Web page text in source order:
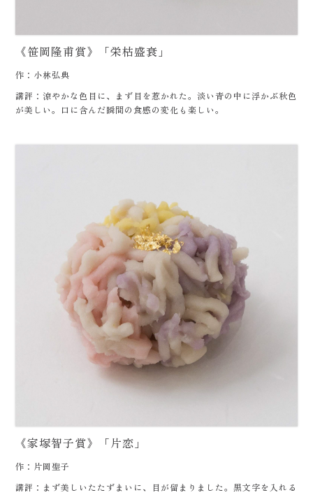
《笹岡隆甫賞》「栄枯盛衰」
作：小林弘典
講評：涼やかな色目に、まず目を惹かれた。淡い青の中に浮かぶ秋色
が美しい。口に含んだ瞬間の食感の変化も楽しい。
《家塚智子賞》「片恋」
作：片岡聖子
講評：まず美しいたたずまいに、目が留まりました。黒文字を入れる